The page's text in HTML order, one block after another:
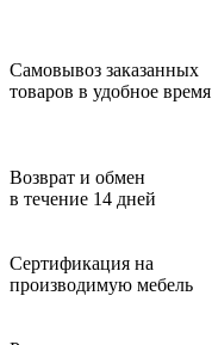
Самовывоз заказанных
товаров в удобное время
Возврат и обмен
в течение 14 дней
Сертификация на
производимую мебель